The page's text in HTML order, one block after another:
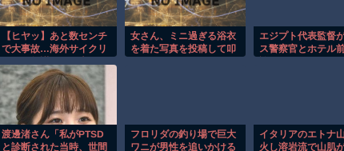
【ヒヤッ】あと数センチ
で大事故…海外サイクリ
レベチｗ
女さん、ミニ過ぎる浴衣
を着た写真を投稿して叩
エジプト代表監督
ス警察官とホテル
渡邊渚さん「私がPTSD
と診断された当時、世間
フロリダの釣り場で巨大
ワニが男性を追いかける
イタリアのエトナ
火し溶岩流で山肌